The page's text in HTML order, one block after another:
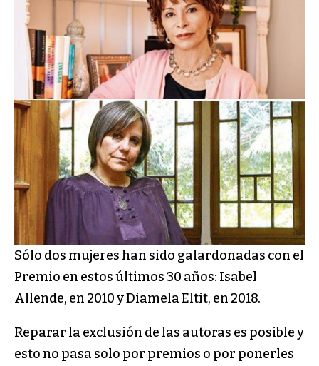
Sólo dos mujeres han sido galardonadas con el
Premio en estos últimos 30 años: Isabel
Allende, en 2010 y Diamela Eltit, en 2018.
Reparar la exclusión de las autoras es posible y
esto no pasa solo por premios o por ponerles